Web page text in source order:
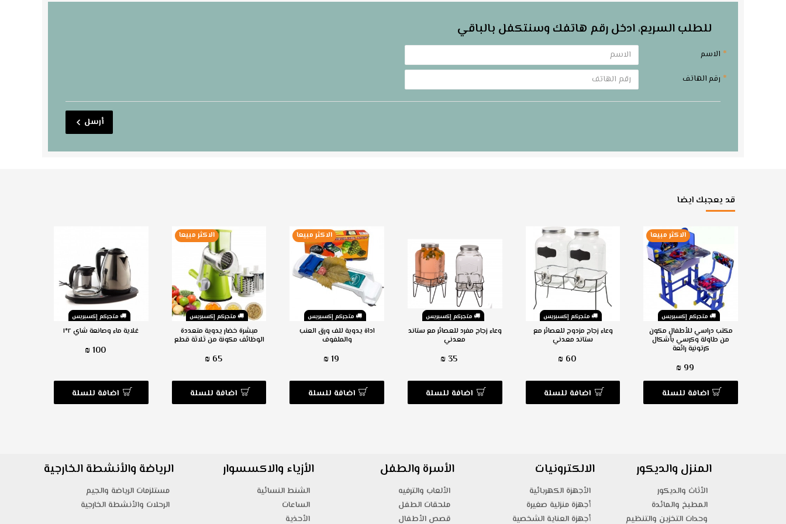
للطلب السريع، ادخل رقم هاتفك وسنتكفل بالباقي
الاسم
رقم الهاتف
أرسل
قد يعجبك ايضا
متجركم إكسبريس
الاكثر مبيعا
مكتب دراسي للأطفال مكون
من طاولة وكرسي بأشكال
كرتونية رائعة
99 ₪
اضافة للسلة
متجركم إكسبريس
وعاء زجاج مزدوج للعصائر مع
ستاند معدني
60 ₪
اضافة للسلة
متجركم إكسبريس
وعاء زجاج مفرد للعصائر مع ستاند
معدني
35 ₪
اضافة للسلة
متجركم إكسبريس
الاكثر مبيعا
اداة يدوية للف ورق العنب
والملفوف
19 ₪
اضافة للسلة
متجركم إكسبريس
الاكثر مبيعا
مبشرة خضار يدوية متعددة
الوظائف مكونة من ثلاثة قطع
65 ₪
اضافة للسلة
متجركم إكسبريس
غلاية ماء وصانعة شاي ٢*١
100 ₪
اضافة للسلة
المنزل والديكور
الأثاث والديكور
المطبخ والمائدة
وحدات التخزين والتنظيم
الالكترونيات
الأجهزة الكهربائية
أجهزة منزلية صغيرة
أجهزة العناية الشخصية
الأسرة والطفل
الألعاب والترفيه
ملحقات الطفل
قصص الأطفال
الأزياء والاكسسوار
الشنط النسائية
الساعات
الأحذية
الرياضة والأنشطة الخارجية
مستلزمات الرياضة والجيم
الرحلات والأنشطة الخارجية